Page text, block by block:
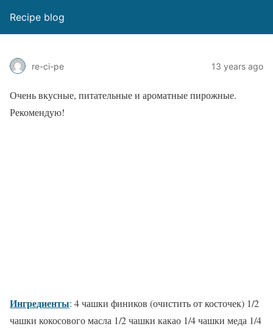
Recipe blog
re-ci-pe 13 years ago
Очень вкусные, питательные и ароматные пирожные.
Рекомендую!
Ингредиенты: 4 чашки фиников (очистить от косточек) 1/2
чашки кокосового масла 1/2 чашки какао 1/4 чашки меда 1/4